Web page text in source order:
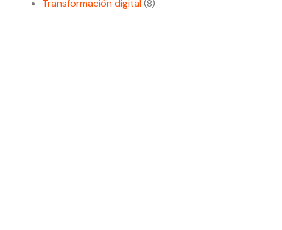
Transformación digital(8)